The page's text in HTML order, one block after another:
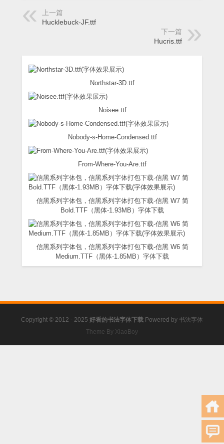
上一篇
Hucklebuck-JF.ttf
下一篇
Hucris.ttf
Northstar-3D.ttf
Noisee.ttf
Nobody-s-Home-Condensed.ttf
From-Where-You-Are.ttf
信黑系列字体包，信黑系列字体打包下载-信黑 W7 简
Bold.TTF（黑体-1.93MB）字体下载
信黑系列字体包，信黑系列字体打包下载-信黑 W6 简
Medium.TTF（黑体-1.85MB）字体下载
Copyright © 2012 - 2025 好看的书法字体下载 Powered by 书法字体
Theme By XiaoBoy